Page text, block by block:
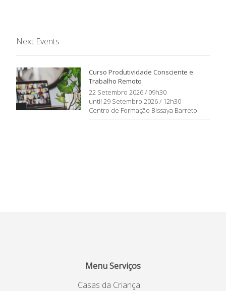
Next Events
Curso Produtividade Consciente e
Trabalho Remoto
22 Setembro 2026 / 09h30
until 29 Setembro 2026 / 12h30
Centro de Formação Bissaya Barreto
Menu Serviços
Casas da Criança